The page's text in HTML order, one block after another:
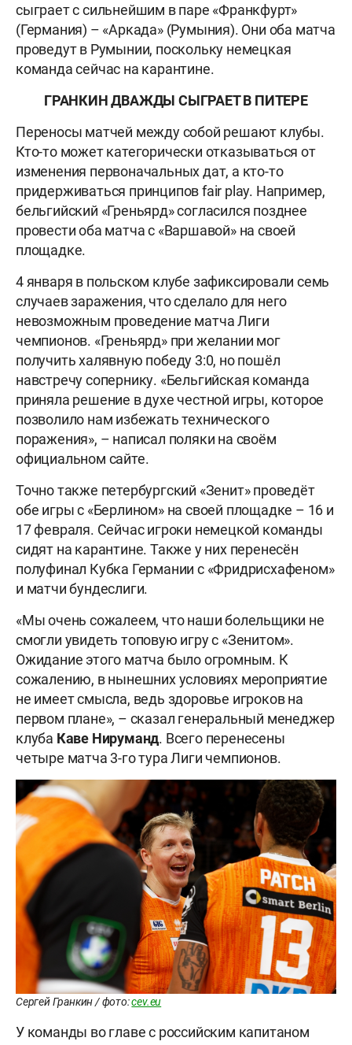
сыграет с сильнейшим в паре «Франкфурт»
(Германия) – «Аркада» (Румыния). Они оба матча
проведут в Румынии, поскольку немецкая
команда сейчас на карантине.
ГРАНКИН ДВАЖДЫ СЫГРАЕТ В ПИТЕРЕ
Переносы матчей между собой решают клубы.
Кто-то может категорически отказываться от
изменения первоначальных дат, а кто-то
придерживаться принципов fair play. Например,
бельгийский «Греньярд» согласился позднее
провести оба матча с «Варшавой» на своей
площадке.
4 января в польском клубе зафиксировали семь
случаев заражения, что сделало для него
невозможным проведение матча Лиги
чемпионов. «Греньярд» при желании мог
получить халявную победу 3:0, но пошёл
навстречу сопернику. «Бельгийская команда
приняла решение в духе честной игры, которое
позволило нам избежать технического
поражения», – написал поляки на своём
официальном сайте.
Точно также петербургский «Зенит» проведёт
обе игры с «Берлином» на своей площадке – 16 и
17 февраля. Сейчас игроки немецкой команды
сидят на карантине. Также у них перенесён
полуфинал Кубка Германии с «Фридрисхафеном»
и матчи бундеслиги.
«Мы очень сожалеем, что наши болельщики не
смогли увидеть топовую игру с «Зенитом».
Ожидание этого матча было огромным. К
сожалению, в нынешних условиях мероприятие
не имеет смысла, ведь здоровье игроков на
первом плане», – сказал генеральный менеджер
клуба Каве Нируманд. Всего перенесены
четыре матча 3-го тура Лиги чемпионов.
Сергей Гранкин / фото:cev.eu
У команды во главе с российским капитаном